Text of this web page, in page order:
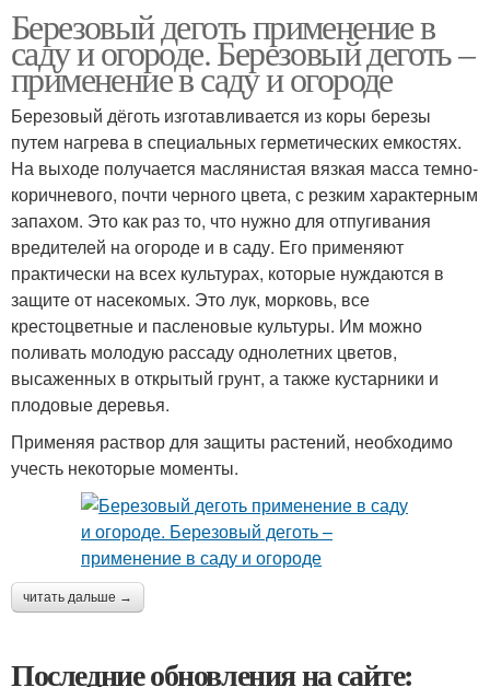
Березовый деготь применение в
саду и огороде. Березовый деготь –
применение в саду и огороде
Березовый дёготь изготавливается из коры березы
путем нагрева в специальных герметических емкостях.
На выходе получается маслянистая вязкая масса темно-
коричневого, почти черного цвета, с резким характерным
запахом. Это как раз то, что нужно для отпугивания
вредителей на огороде и в саду. Его применяют
практически на всех культурах, которые нуждаются в
защите от насекомых. Это лук, морковь, все
крестоцветные и пасленовые культуры. Им можно
поливать молодую рассаду однолетних цветов,
высаженных в открытый грунт, а также кустарники и
плодовые деревья.
Применяя раствор для защиты растений, необходимо
учесть некоторые моменты.
читать дальше →
Последние обновления на сайте: